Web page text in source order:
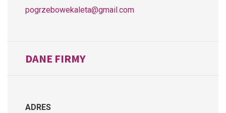
pogrzebowekaleta@gmail.com
DANE FIRMY
ADRES